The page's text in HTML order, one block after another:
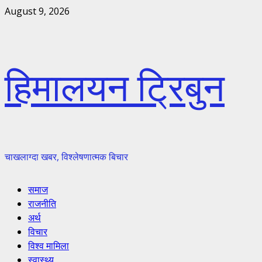
Skip
August 9, 2026
हिमालयन ट्रिबुन
चाखलाग्दा खबर, विश्लेषणात्मक बिचार
Menuसमाज
राजनीति
अर्थ
विचार
विश्व मामिला
स्वास्थ्य